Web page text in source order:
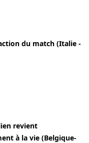
du match (Italie -
revient
à la vie (Belgique-